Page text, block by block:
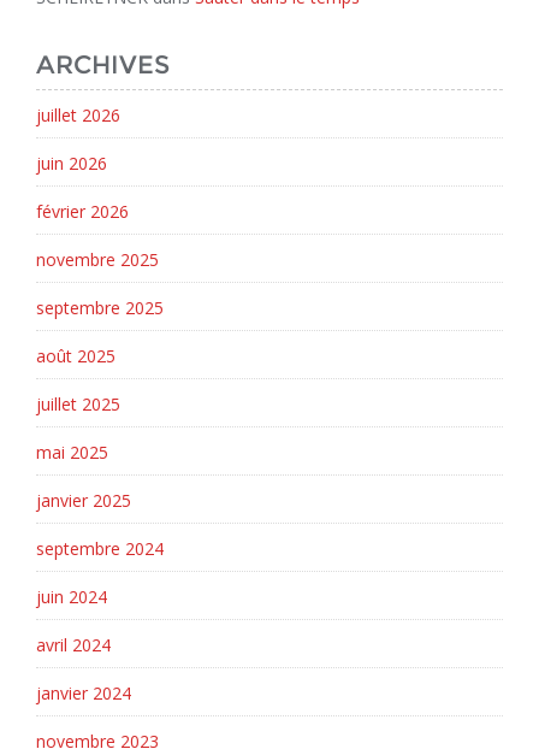
ARCHIVES
juillet 2026
juin 2026
février 2026
novembre 2025
septembre 2025
août 2025
juillet 2025
mai 2025
janvier 2025
septembre 2024
juin 2024
avril 2024
janvier 2024
novembre 2023